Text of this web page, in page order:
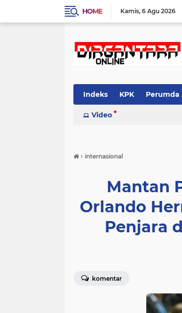
HOME Kamis 6 Agu 2026
Indeks KPK Perumda
Video
› internasional
Mantan
Orlando
Penjara
komentar